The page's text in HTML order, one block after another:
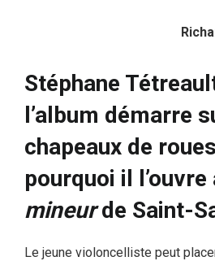
Stéphane
l’album démarre
chapeaux de
pourquoi il l’ouvre
mineurde Saint-
Le jeune violoncelliste peut